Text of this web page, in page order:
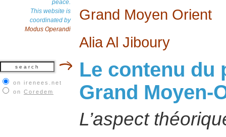
peace.
This website is
coordinated by
Modus Operandi
on irenees.net
on Coredem
Grand Moyen Orient
Alia Al Jiboury
Le contenu du
Grand Moyen-
L’aspect